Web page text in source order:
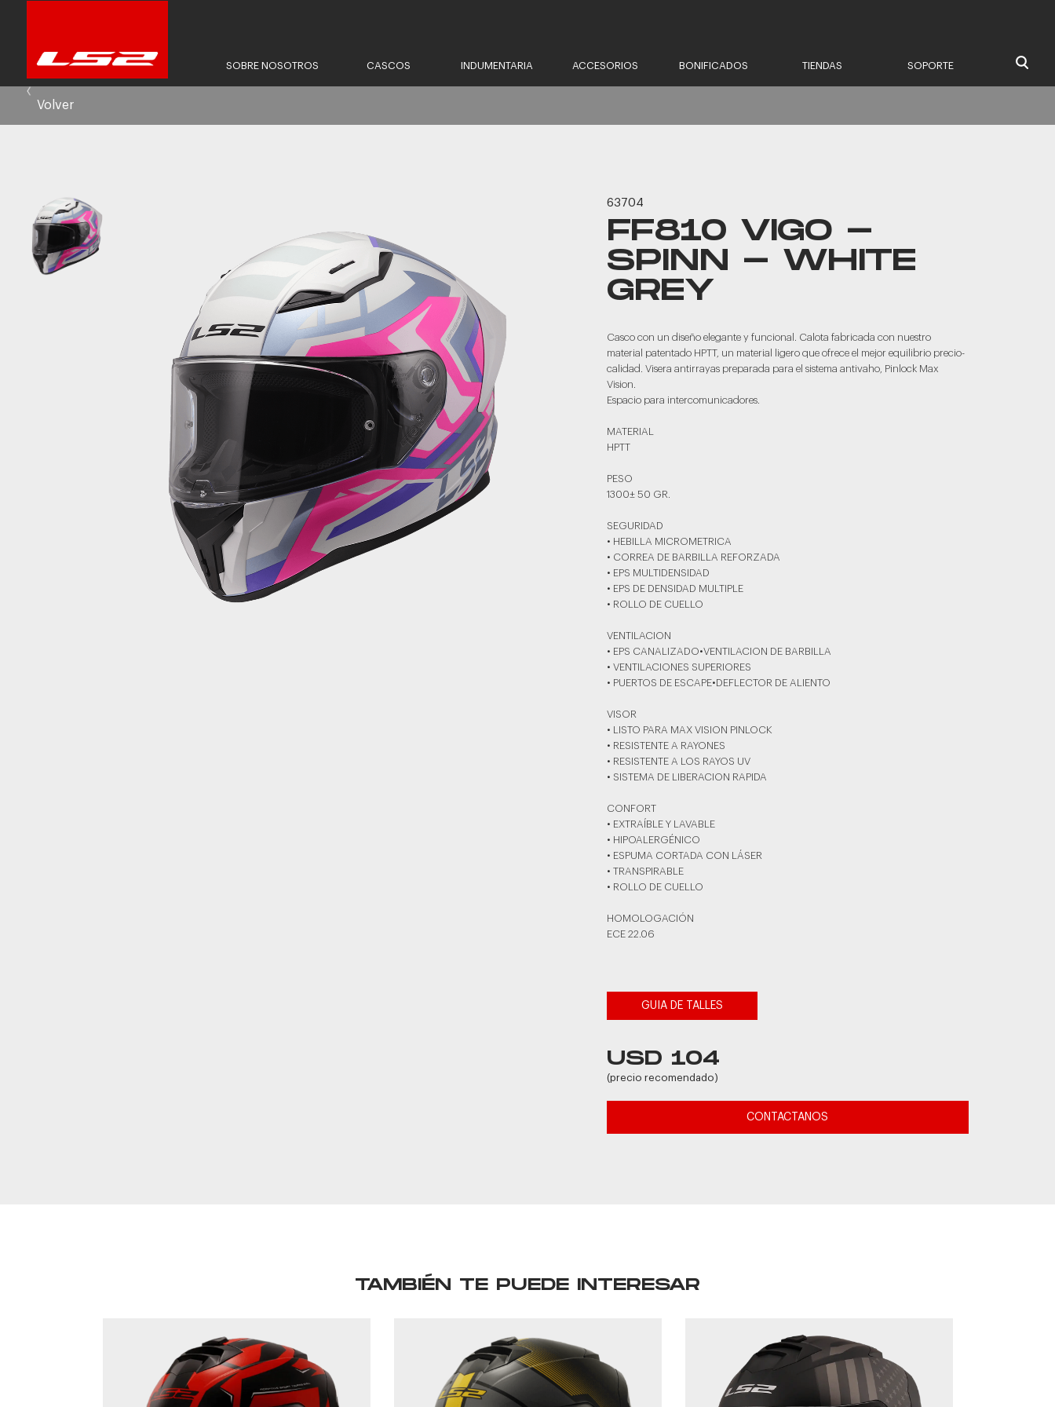
SOBRE NOSOTROS CASCOS INDUMENTARIA ACCESORIOS BONIFICADOS TIENDAS SOPORTE
Volver
63704
FF810 VIGO -
SPINN - WHITE
GREY
Casco con un diseño elegante y funcional. Calota fabricada con nuestro
material patentado HPTT, un material ligero que ofrece el mejor equilibrio precio-
calidad. Visera antirrayas preparada para el sistema antivaho, Pinlock Max
Vision.
Espacio para intercomunicadores.
MATERIAL
HPTT
PESO
1300± 50 GR.
SEGURIDAD
• HEBILLA MICROMETRICA
• CORREA DE BARBILLA REFORZADA
• EPS MULTIDENSIDAD
• EPS DE DENSIDAD MULTIPLE
• ROLLO DE CUELLO
VENTILACION
• EPS CANALIZADO•VENTILACION DE BARBILLA
• VENTILACIONES SUPERIORES
• PUERTOS DE ESCAPE•DEFLECTOR DE ALIENTO
VISOR
• LISTO PARA MAX VISION PINLOCK
• RESISTENTE A RAYONES
• RESISTENTE A LOS RAYOS UV
• SISTEMA DE LIBERACION RAPIDA
CONFORT
• EXTRAÍBLE Y LAVABLE
• HIPOALERGÉNICO
• ESPUMA CORTADA CON LÁSER
• TRANSPIRABLE
• ROLLO DE CUELLO
HOMOLOGACIÓN
ECE 22.06
GUIA DE TALLES
USD 104
(precio recomendado)
CONTACTANOS
TAMBIÉN TE PUEDE INTERESAR